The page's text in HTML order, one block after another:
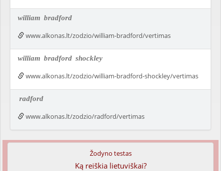
william bradford
www.alkonas.lt/zodzio/william-bradford/vertimas
william bradford shockley
www.alkonas.lt/zodzio/william-bradford-shockley/vertimas
radford
www.alkonas.lt/zodzio/radford/vertimas
Žodyno testas
Ką reiškia lietuviškai?